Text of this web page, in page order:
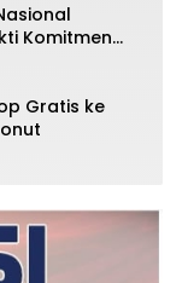
Komitmen
Gratis ke